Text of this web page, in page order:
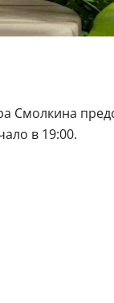
Смолкина
в 19:00.